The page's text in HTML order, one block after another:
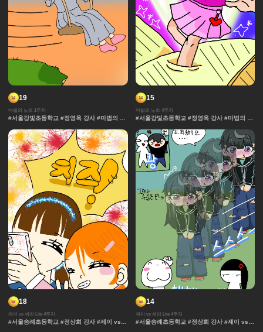
19
마법의 노트 1주차
#서울강빛초등학교 #정영옥 강사 #마법의 노
티 #날씨 #캐릭터 #아이돌 #액션 #컷만화 #
개성 #창작 디자인 #마법 #노트 #채색기법 #
댄스 #연출 #무대
15
마법의 노트 4주차
#서울강빛초등학교 #정영옥 강사 #마법의 노
티 #날씨 #캐릭터 #아이돌 #액션 #컷만화 #
개성 #창작 디자인 #마법 #노트 #채색기법 #
댄스 #연출 #무대
18
제이 vs 세라 Lite 4주차
#서울송례초등학교 #정상희 강사 #제이 vs
14
제이 vs 세라 Lite 4주차
#서울송례초등학교 #정상희 강사 #제이 vs